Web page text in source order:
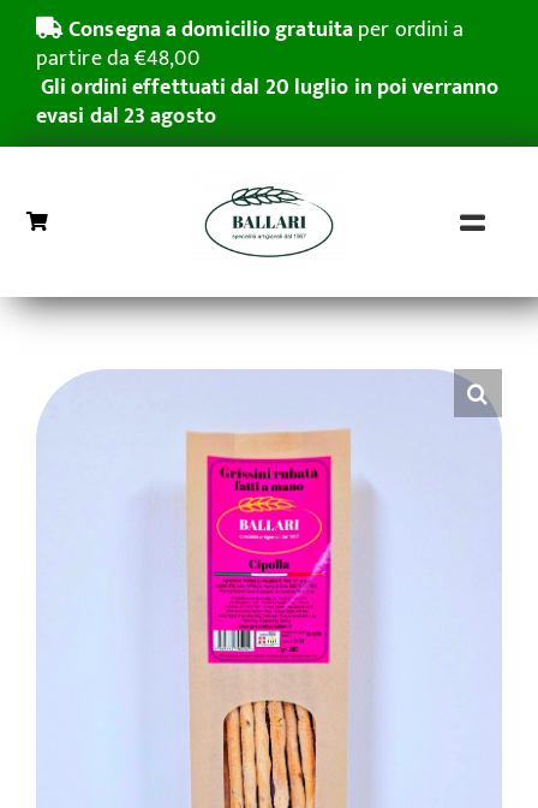
Salta
contenuto
Consegna a domicilio gratuitaper ordini a
partire da €48,00
Gli ordini effettuati dal 20 luglio in poi verranno
evasi dal 23 agosto
Toggle
Home
Pasticceria Secca